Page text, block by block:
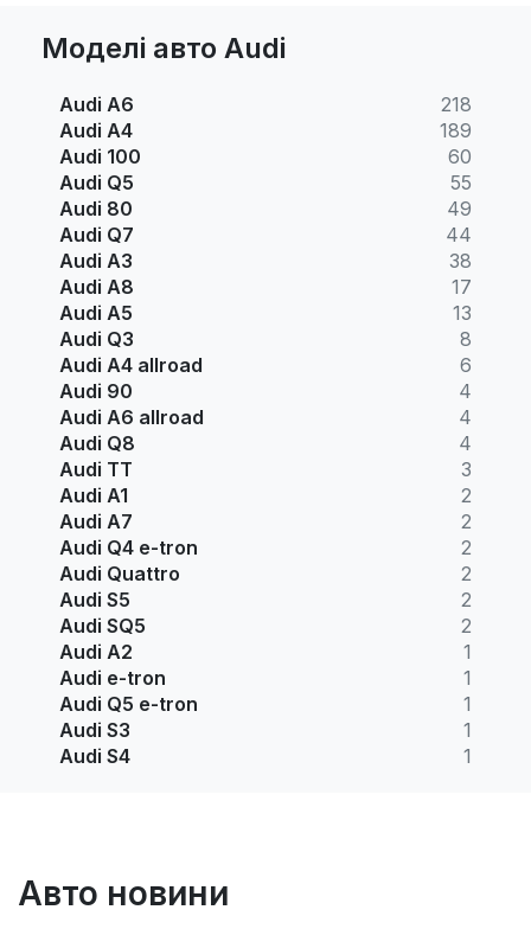
Моделі авто Audi
Audi A6
218
Audi A4
189
Audi 100
60
Audi Q5
55
Audi 80
49
Audi Q7
44
Audi A3
38
Audi A8
17
Audi A5
13
Audi Q3
8
Audi A4 allroad
6
Audi 90
4
Audi A6 allroad
4
Audi Q8
4
Audi TT
3
Audi A1
2
Audi A7
2
Audi Q4 e-tron
2
Audi Quattro
2
Audi S5
2
Audi SQ5
2
Audi A2
1
Audi e-tron
1
Audi Q5 e-tron
1
Audi S3
1
Audi S4
1
Авто новини